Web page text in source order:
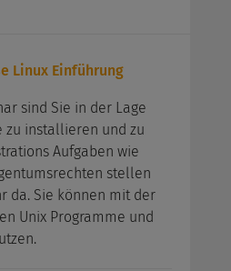
Linux Einführung
sind Sie in der Lage
zu installieren und zu
Aufgaben wie
stellen
da. Sie können mit der
Unix Programme und